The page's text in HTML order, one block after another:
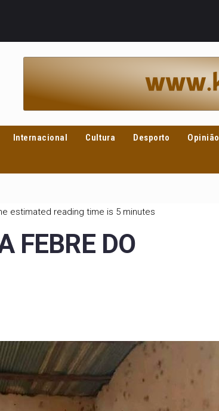
Internacional Cultura Desporto Opinião
estimated reading time is 5 minutes
FEBRE DO